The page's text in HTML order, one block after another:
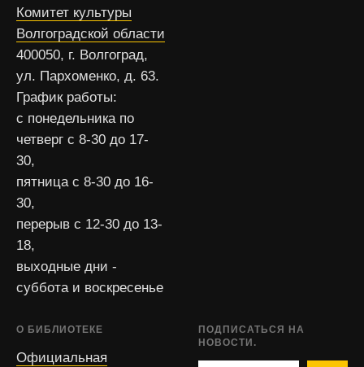
Комитет культуры
Волгоградской области
400050, г. Волгоград,
ул. Пархоменко, д. 63.
График работы:
с понедельника по
четверг с 8-30 до 17-
30,
пятница с 8-30 до 16-
30,
перерыв с 12-30 до 13-
18,
выходные дни -
суббота и воскресенье
О БИБЛИОТЕКЕ
Официальная
ПОДПИСАТЬСЯ НА
НОВОСТИ.